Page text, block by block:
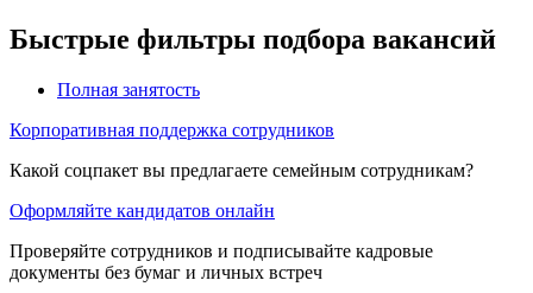
Быстрые фильтры подбора вакансий
Полная занятость
Корпоративная поддержка сотрудников
Какой соцпакет вы предлагаете семейным сотрудникам?
Оформляйте кандидатов онлайн
Проверяйте сотрудников и подписывайте кадровые
документы без бумаг и личных встреч